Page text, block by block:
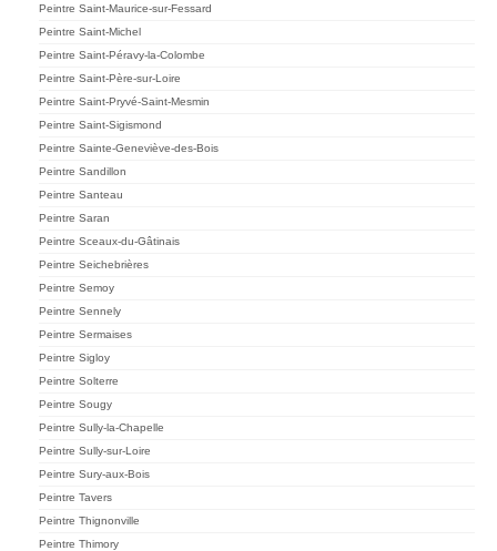
Peintre Saint-Maurice-sur-Fessard
Peintre Saint-Michel
Peintre Saint-Péravy-la-Colombe
Peintre Saint-Père-sur-Loire
Peintre Saint-Pryvé-Saint-Mesmin
Peintre Saint-Sigismond
Peintre Sainte-Geneviève-des-Bois
Peintre Sandillon
Peintre Santeau
Peintre Saran
Peintre Sceaux-du-Gâtinais
Peintre Seichebrières
Peintre Semoy
Peintre Sennely
Peintre Sermaises
Peintre Sigloy
Peintre Solterre
Peintre Sougy
Peintre Sully-la-Chapelle
Peintre Sully-sur-Loire
Peintre Sury-aux-Bois
Peintre Tavers
Peintre Thignonville
Peintre Thimory